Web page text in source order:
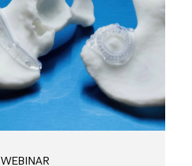
WEBINAR